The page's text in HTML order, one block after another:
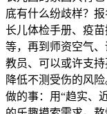
底有什么纷歧样？
长儿体检手册、疫
等，再到师资空气
教员、可以或许支
降低不测受伤的风
做的事：用“趋实、